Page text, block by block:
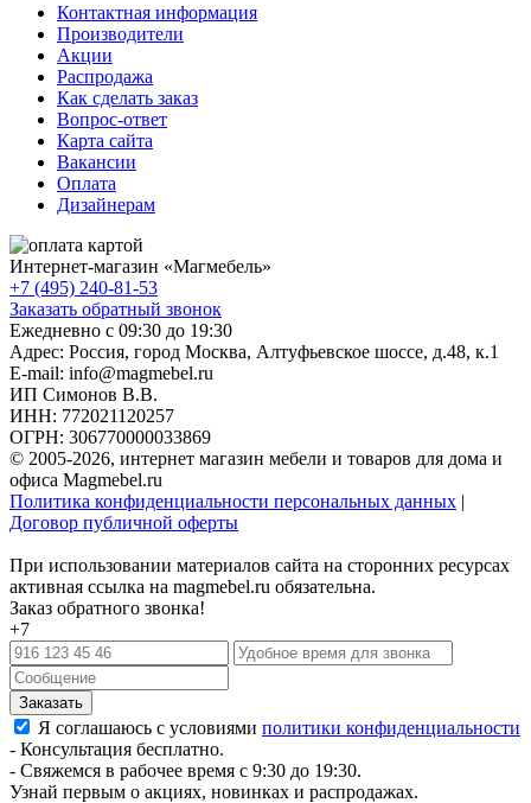
Контактная информация
Производители
Акции
Распродажа
Как сделать заказ
Вопрос-ответ
Карта сайта
Вакансии
Оплата
Дизайнерам
Интернет-магазин «Магмебель»
+7 (495) 240-81-53
Заказать обратный звонок
Ежедневно с 09:30 до 19:30
Адрес: Россия, город Москва, Алтуфьевское шоссе, д.48, к.1
E-mail: info@magmebel.ru
ИП Симонов В.В.
ИНН: 772021120257
ОГРН: 306770000033869
© 2005-2026, интернет магазин мебели и товаров для дома и
офиса Magmebel.ru
Политика конфиденциальности персональных данных |
Договор публичной оферты
При использовании материалов сайта на сторонних ресурсах
активная ссылка на magmebel.ru обязательна.
Заказ обратного звонка!
+7
Я соглашаюсь с условиями политики конфиденциальности
- Консультация бесплатно.
- Свяжемся в рабочее время с 9:30 до 19:30.
Узнай первым о акциях, новинках и распродажах.